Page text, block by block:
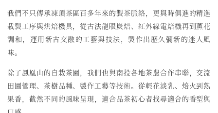
我們不只傳承凍頂茶區百多年來的製茶脈絡，更與時俱進的精進
栽製工序與烘焙機具，從古法龍眼炭焙、紅外線電焙機再到薰花
調和，運用新古交融的工藝與技法，製作出歷久彌新的迷人風
味。
除了鳳凰山的自栽茶園，我們也與南投各地茶農合作串聯，交流
田園管理、茶樹品種、製作工藝等技術。從輕花淡乳、焙火到熟
果香，截然不同的風味呈現，適合品茶初心者找尋適合的香型與